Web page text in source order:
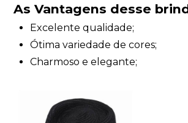
As Vantagens desse
Excelente qualidade;
Ótima variedade de cores;
Charmoso e elegante;